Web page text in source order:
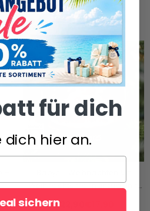
Personalisiertes
Erinnerungsgeschenk Für
Tierbesitzer Und Tierliebhaber
€29,90 €17,90
SALE
Weihnachtsmannanzug Und
Rentier, Individuelles
€22,90
für dich
dich hier an.
sichern